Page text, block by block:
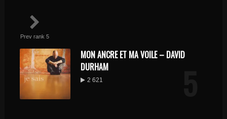
Prev rank 5
MON ANCRE ET MA VOILE – DAVID
DURHAM
2 621